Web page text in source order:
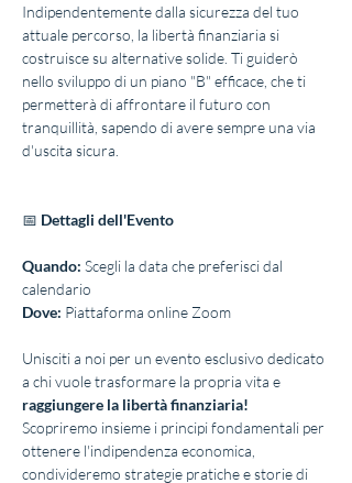
Indipendentemente dalla sicurezza del tuo
attuale percorso, la libertà finanziaria si
costruisce su alternative solide. Ti guiderò
nello sviluppo di un piano "B" efficace, che ti
permetterà di affrontare il futuro con
tranquillità, sapendo di avere sempre una via
d'uscita sicura.
📅 Dettagli dell'Evento
Quando: Scegli la data che preferisci dal
calendario
Dove: Piattaforma online Zoom
Unisciti a noi per un evento esclusivo dedicato
a chi vuole trasformare la propria vita e
raggiungere la libertà finanziaria!
Scopriremo insieme i principi fondamentali per
ottenere l'indipendenza economica,
condivideremo strategie pratiche e storie di